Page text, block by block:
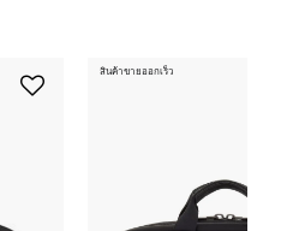
สินค้าขายออกเร็ว